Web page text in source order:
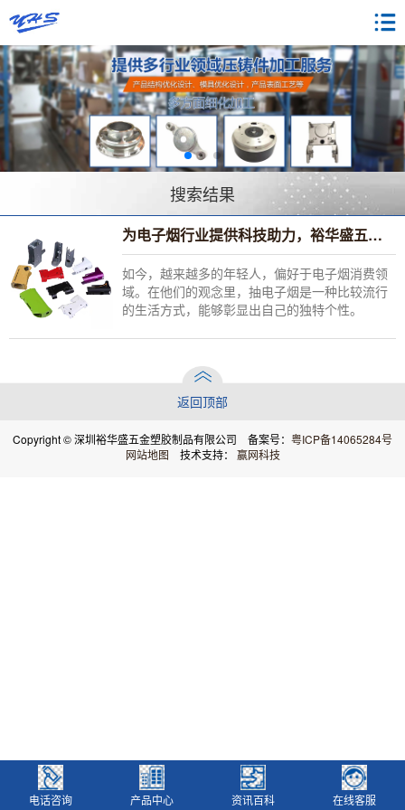
搜索结果
为电子烟行业提供科技助力，裕华盛五金成为行业先驱
如今，越来越多的年轻人，偏好于电子烟消费领
域。在他们的观念里，抽电子烟是一种比较流行
的生活方式，能够彰显出自己的独特个性。
返回顶部
Copyright © 深圳裕华盛五金塑胶制品有限公司 备案号： 粤ICP备14065284号
网站地图 技术支持： 赢网科技
电话咨询 产品中心 资讯百科 在线客服